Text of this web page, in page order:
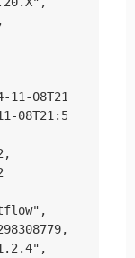
11-